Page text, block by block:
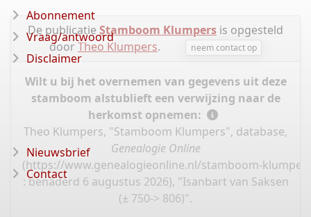
De publicatie Stamboom Klumpers is opgesteld
doorTheo Klumpers. neem contact op
Wilt u bij het overnemen van gegevens uit deze
stamboom alstublieft een verwijzing naar de
herkomst opnemen:
Theo Klumpers, "Stamboom Klumpers", database,
Genealogie Online
(https://www.genealogieonline.nl/stamboom-
: benaderd 6 augustus 2026), "Isanbart van Saksen
(± 750-> 806)".
Abonnement
Vraag/antwoord
Disclaimer
Nieuwsbrief
Contact